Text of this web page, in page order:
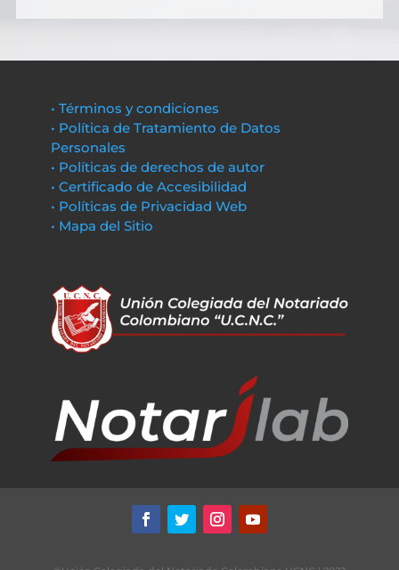
• Términos y condiciones
• Política de Tratamiento de Datos
Personales
• Políticas de derechos de autor
• Certificado de Accesibilidad
• Políticas de Privacidad Web
• Mapa del Sitio